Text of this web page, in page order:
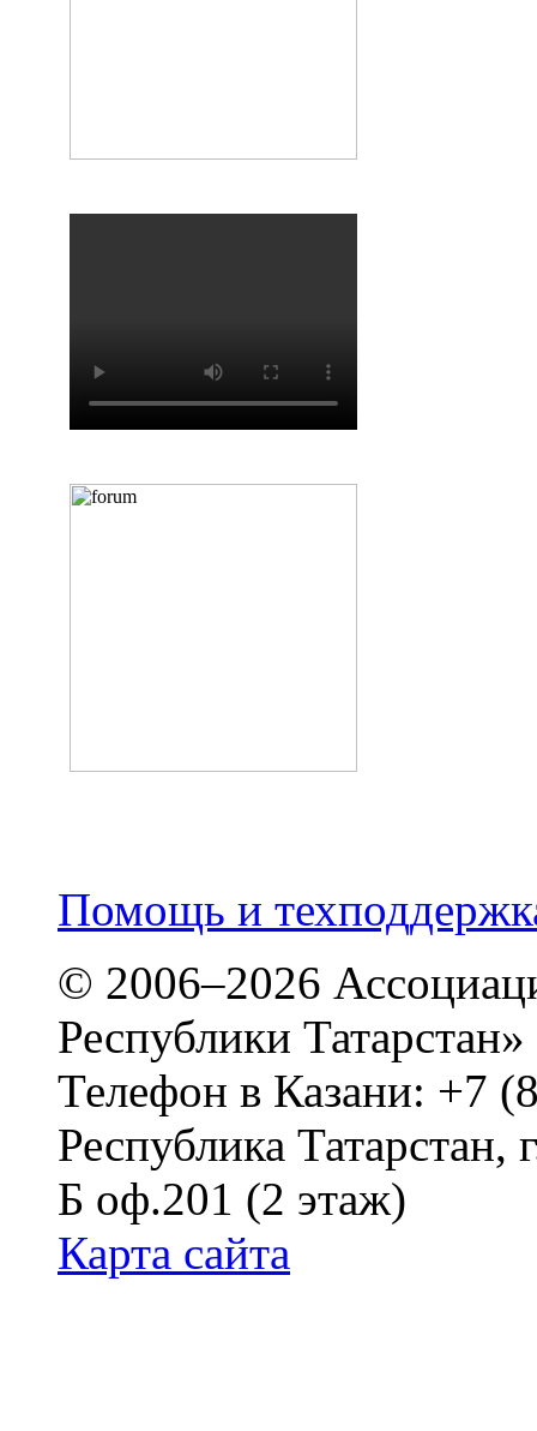
Помощь и
© 2006–2026
Республики Татарстан»
Телефон в Казани: +7
Республика
Б оф.201 (2 этаж)
Карта сайта